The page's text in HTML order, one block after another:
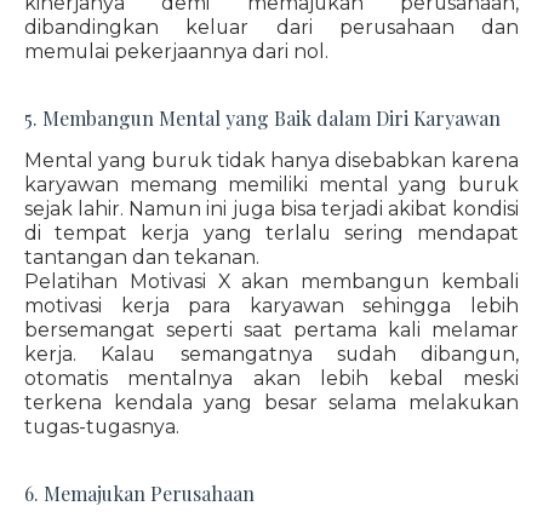
dibandingkan keluar dari perusahaan dan
memulai pekerjaannya dari nol.
5. Membangun Mental yang Baik dalam Diri Karyawan
Mental yang buruk tidak hanya disebabkan karena
karyawan memang memiliki mental yang buruk
sejak lahir. Namun ini juga bisa terjadi akibat kondisi
di tempat kerja yang terlalu sering mendapat
tantangan dan tekanan.
Pelatihan Motivasi X akan membangun kembali
motivasi kerja para karyawan sehingga lebih
bersemangat seperti saat pertama kali melamar
kerja. Kalau semangatnya sudah dibangun,
otomatis mentalnya akan lebih kebal meski
terkena kendala yang besar selama melakukan
tugas-tugasnya.
6. Memajukan Perusahaan